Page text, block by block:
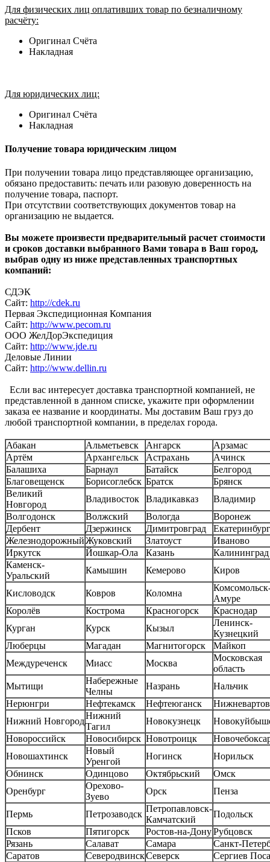
Для физических лиц оплативших товар по безналичному
расчёту:
Оригинал Счёта
Накладная
Для юридических лиц:
Оригинал Счёта
Накладная
Получение товара юридическим лицом
При получении товара лицо представляющее организацию,
обязано предоставить: печать или разовую доверенность на
получение товара, паспорт.
При отсутствии соответствующих документов товар на
организацию не выдается.
Вы можете произвести предварительный расчет стоимости
и сроков доставки выбранного Вами товара в Ваш город,
выбрав одну из ниже представленных транспортных
компаний:
СДЭК
Сайт: http://cdek.ru
Первая Экспедиционная Компания
Сайт: http://www.pecom.ru
ООО ЖелДорЭкспедиция
Сайт: http://www.jde.ru
Деловые Линии
Сайт: http://www.dellin.ru
Если вас интересует доставка транспортной компанией, не
представленной в данном списке, укажите при оформлении
заказа ее название и координаты. Мы доставим Ваш груз до
любой транспортной компании, в пределах города.
Абакан Альметьевск Ангарск
Арзамас
Артём
Архангельск Астрахань
Ачинск
Балашиха
Барнаул Батайск
Белгород
Благовещенск
Борисоглебск Братск
Брянск
Великий
Новгород
Владивосток Владикавказ
Владимир
Волгодонск
Волжский Вологда
Воронеж
Дербент
Дзержинск Димитровград
Екатеринбург
ЖелезнодорожныйЖуковский Златоуст
Иваново
Иркутск
Йошкар-Ола Казань
Калининград
Каменск-
Уральский
Камышин Кемерово Киров
Кисловодск Ковров Коломна
Амуре
Королёв
Кострома Красногорск
Краснодар
Курган
Курск Кызыл
Ленинск-
Кузнецкий
Люберцы
Магадан Магнитогорск
Майкоп
Междуреченск
Миасс Москва
Московская
область
Мытищи
Набережные
Челны
Назрань
Нальчик
Нерюнгри
Нефтекамск Нефтеюганск
Нижний Новгород
Нижний
Тагил
Новокузнецк
Новороссийск
Новосибирск Новотроицк
Новошахтинск
Новый
Уренгой
Ногинск
Норильск
Обнинск
Одинцово Октябрьский
Омск
Оренбург
Орехово-
Зуево
Орск Пенза
Пермь Петрозаводск
Петропавловск-
Камчатский
Подольск
Псков
Пятигорск Ростов-на-ДонуРубцовск
Рязань
Салават Самара
Санкт-
Саратов
СеверодвинскСеверск
Сергиев